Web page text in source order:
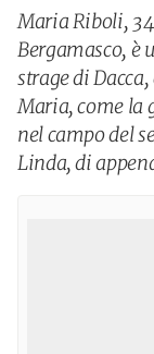
Maria Riboli,
Bergamasco, è
strage di
Maria, come la
nel campo del
Linda, di